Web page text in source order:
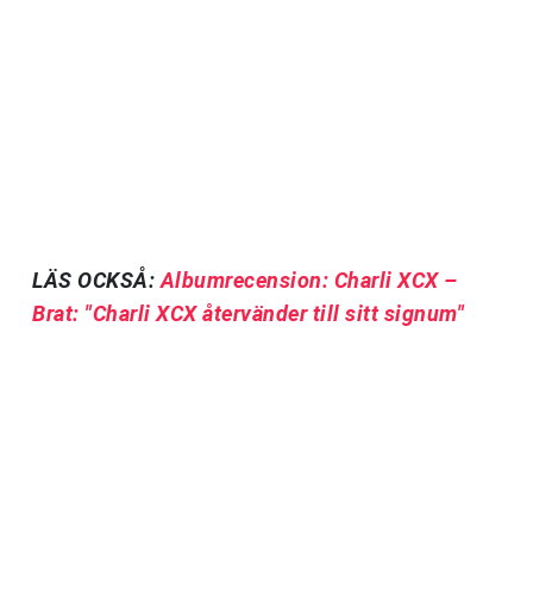
LÄS OCKSÅ:Albumrecension: Charli XCX –
Brat: "Charli XCX återvänder till sitt signum"